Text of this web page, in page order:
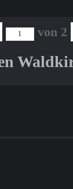
von 2